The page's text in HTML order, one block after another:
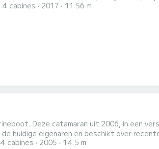
the water in the surroundings of Uturoa Dit Lagoon 380
4 cabines 2017 11.56 m
Deze catamaran uit 2006, in een
huidige eigenaren en beschikt over
(optioneel).
4 cabines 2005 14.5 m